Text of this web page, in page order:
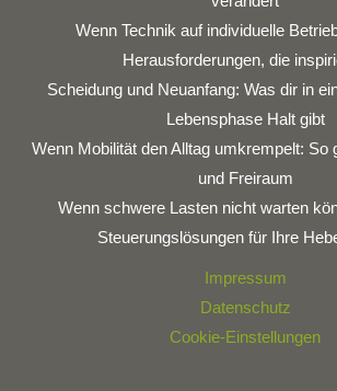
Wenn Technik auf individuelle
Herausforderungen, die
Scheidung und Neuanfang: Was dir in
Lebensphase Halt gibt
Wenn Mobilität den Alltag umkrempelt: So
und Freiraum
Wenn schwere Lasten nicht warten
Steuerungslösungen für Ihre
Impressum
Datenschutz
Cookie-Einstellungen